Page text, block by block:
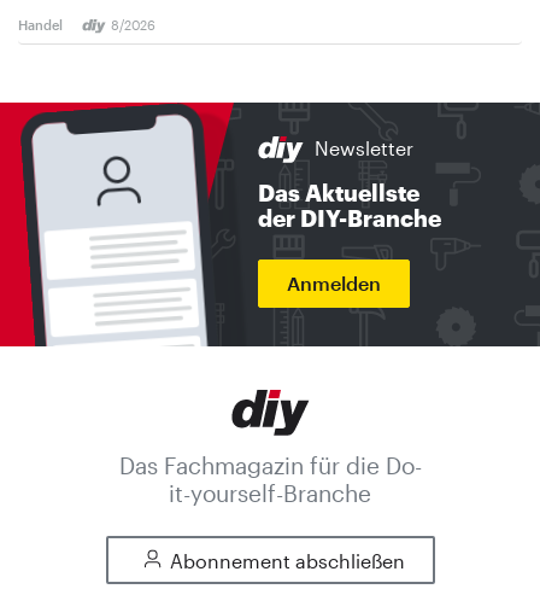
Handel 8/2026
Newsletter
Das Aktuellste
der DIY-Branche
Anmelden
Das Fachmagazin für die Do-
it-yourself-Branche
Abonnement abschließen